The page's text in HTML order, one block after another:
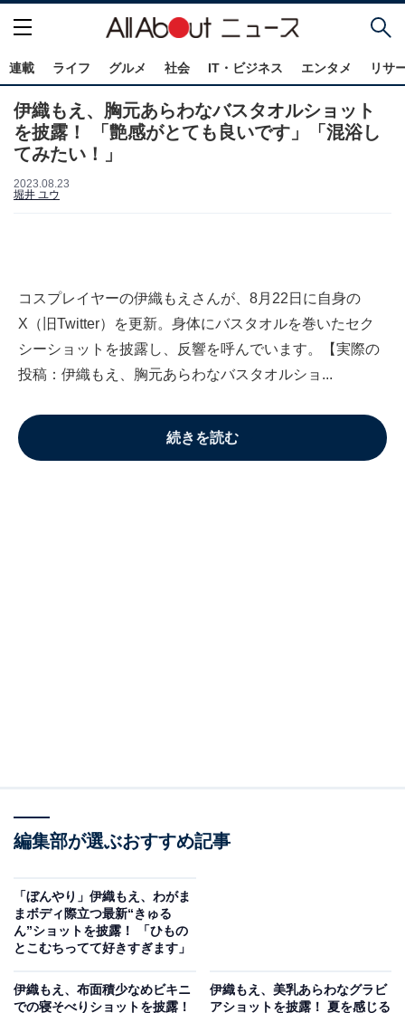
連載 ライフ グルメ 社会 IT・ビジネス エンタメ リサ
伊織もえ、胸元あらわなバスタオルショット
を披露！ 「艶感がとても良いです」「混浴し
てみたい！」
2023.08.23
堀井 ユウ
コスプレイヤーの伊織もえさんが、8月22日に自身の
X（旧Twitter）を更新。身体にバスタオルを巻いたセク
シーショットを披露し、反響を呼んでいます。【実際の
投稿：伊織もえ、胸元あらわなバスタオルショ...
続きを読む
編集部が選ぶおすすめ記事
「ぼんやり」伊織もえ、わがま
まボディ際立つ最新“きゅる
ん”ショットを披露！ 「ひもの
とこむちってて好きすぎます」
伊織もえ、布面積少なめビキニ
での寝そべりショットを披露！
伊織もえ、美乳あらわなグラビ
アショットを披露！ 夏を感じる